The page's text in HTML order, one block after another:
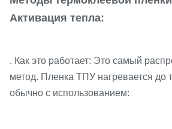
Активация тепла:
. Как это работает: Это самый
метод. Пленка ТПУ нагревается до
обычно с использованием: